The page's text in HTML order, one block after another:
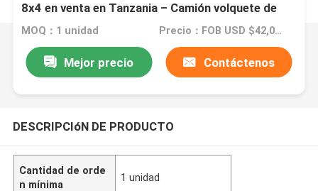
8x4 en venta en Tanzania – Camión volquete de
alta resistencia de 8,5 m
MOQ：1 unidad Precio：FOB USD $42,000-$45,000 PER UNIT
Mejor precio Contáctenos
DESCRIPCIóN DE PRODUCTO
Cantidad de orde
n mínima
1 unidad